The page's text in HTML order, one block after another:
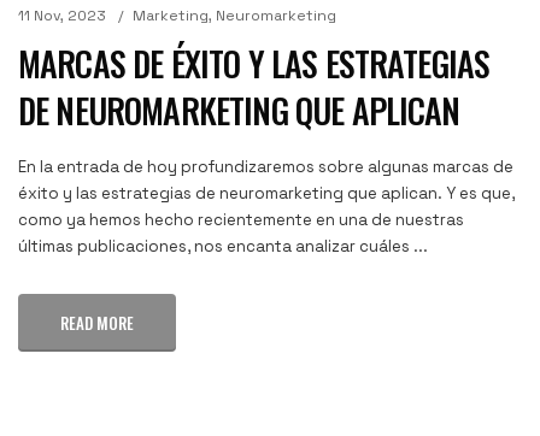
11 Nov, 2023 Marketing, Neuromarketing
MARCAS DE ÉXITO Y LAS ESTRATEGIAS
DE NEUROMARKETING QUE APLICAN
En la entrada de hoy profundizaremos sobre algunas marcas de
éxito y las estrategias de neuromarketing que aplican. Y es que,
como ya hemos hecho recientemente en una de nuestras
últimas publicaciones, nos encanta analizar cuáles ...
READ MORE